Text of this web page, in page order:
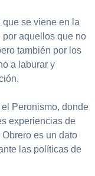
se viene en la
aquellos que no
también por los
a laburar y
Peronismo, donde
experiencias de
es un dato
las políticas de